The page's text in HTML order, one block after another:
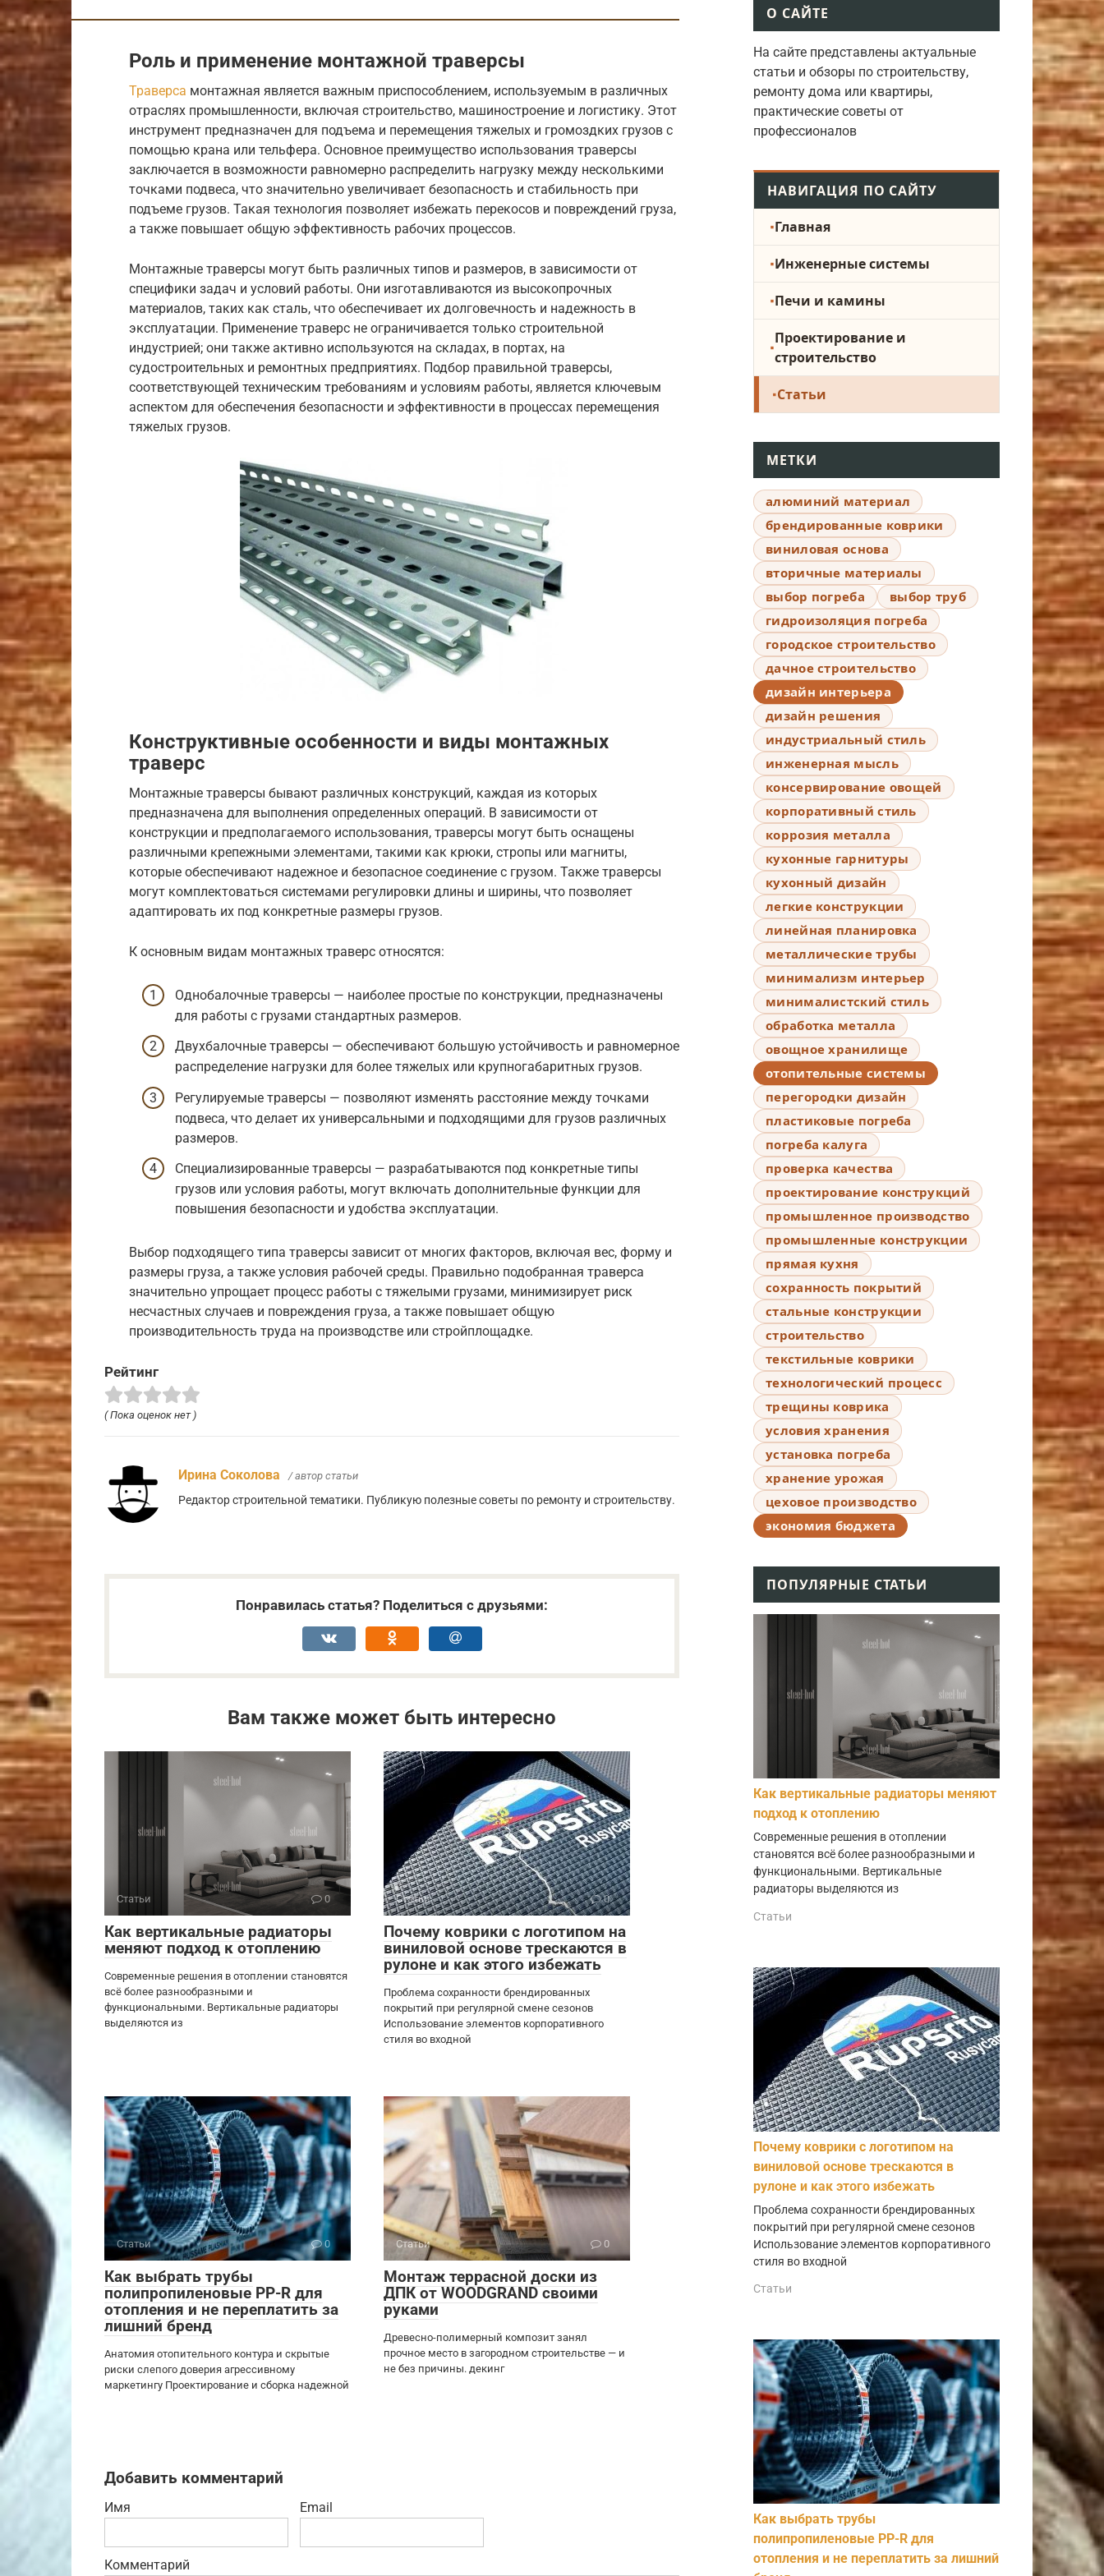
Роль и применение монтажной траверсы
Траверса монтажная является важным приспособлением, используемым в различных
отраслях промышленности, включая строительство, машиностроение и логистику. Этот
инструмент предназначен для подъема и перемещения тяжелых и громоздких грузов с
помощью крана или тельфера. Основное преимущество использования траверсы
заключается в возможности равномерно распределить нагрузку между несколькими
точками подвеса, что значительно увеличивает безопасность и стабильность при
подъеме грузов. Такая технология позволяет избежать перекосов и повреждений груза,
а также повышает общую эффективность рабочих процессов.
Монтажные траверсы могут быть различных типов и размеров, в зависимости от
специфики задач и условий работы. Они изготавливаются из высокопрочных
материалов, таких как сталь, что обеспечивает их долговечность и надежность в
эксплуатации. Применение траверс не ограничивается только строительной
индустрией; они также активно используются на складах, в портах, на
судостроительных и ремонтных предприятиях. Подбор правильной траверсы,
соответствующей техническим требованиям и условиям работы, является ключевым
аспектом для обеспечения безопасности и эффективности в процессах перемещения
тяжелых грузов.
Конструктивные особенности и виды монтажных
траверс
Монтажные траверсы бывают различных конструкций, каждая из которых
предназначена для выполнения определенных операций. В зависимости от
конструкции и предполагаемого использования, траверсы могут быть оснащены
различными крепежными элементами, такими как крюки, стропы или магниты,
которые обеспечивают надежное и безопасное соединение с грузом. Также траверсы
могут комплектоваться системами регулировки длины и ширины, что позволяет
адаптировать их под конкретные размеры грузов.
К основным видам монтажных траверс относятся:
Однобалочные траверсы — наиболее простые по конструкции, предназначены
для работы с грузами стандартных размеров.
Двухбалочные траверсы — обеспечивают большую устойчивость и равномерное
распределение нагрузки для более тяжелых или крупногабаритных грузов.
Регулируемые траверсы — позволяют изменять расстояние между точками
подвеса, что делает их универсальными и подходящими для грузов различных
размеров.
Специализированные траверсы — разрабатываются под конкретные типы
грузов или условия работы, могут включать дополнительные функции для
повышения безопасности и удобства эксплуатации.
Выбор подходящего типа траверсы зависит от многих факторов, включая вес, форму и
размеры груза, а также условия рабочей среды. Правильно подобранная траверса
значительно упрощает процесс работы с тяжелыми грузами, минимизирует риск
несчастных случаев и повреждения груза, а также повышает общую
производительность труда на производстве или стройплощадке.
Рейтинг
( Пока оценок нет )
Ирина Соколова / автор статьи
Редактор строительной тематики. Публикую полезные советы по ремонту и строительству.
Понравилась статья? Поделиться с друзьями:
Вам также может быть интересно
Статьи 0
Как вертикальные радиаторы
меняют подход к отоплению
Современные решения в отоплении становятся
всё более разнообразными и
функциональными. Вертикальные радиаторы
выделяются из
Статьи 0
Почему коврики с логотипом на
виниловой основе трескаются в
рулоне и как этого избежать
Проблема сохранности брендированных
покрытий при регулярной смене сезонов
Использование элементов корпоративного
стиля во входной
Статьи 0
Как выбрать трубы
полипропиленовые PP-R для
отопления и не переплатить за
лишний бренд
Анатомия отопительного контура и скрытые
риски слепого доверия агрессивному
маркетингу Проектирование и сборка надежной
Статьи 0
Монтаж террасной доски из
ДПК от WOODGRAND своими
руками
Древесно-полимерный композит занял
прочное место в загородном строительстве — и
не без причины. декинг
Добавить комментарий
Имя Email
Комментарий
О САЙТЕ
На сайте представлены актуальные
статьи и обзоры по строительству,
ремонту дома или квартиры,
практические советы от
профессионалов
НАВИГАЦИЯ ПО САЙТУ
Главная
Инженерные системы
Печи и камины
Проектирование и
строительство
Статьи
МЕТКИ
алюминий материал
брендированные коврики
виниловая основа
вторичные материалы
выбор погреба
выбор труб
гидроизоляция погреба
городское строительство
дачное строительство
дизайн интерьера
дизайн решения
индустриальный стиль
инженерная мысль
консервирование овощей
корпоративный стиль
коррозия металла
кухонные гарнитуры
кухонный дизайн
легкие конструкции
линейная планировка
металлические трубы
минимализм интерьер
минималистский стиль
обработка металла
овощное хранилище
отопительные системы
перегородки дизайн
пластиковые погреба
погреба калуга
проверка качества
проектирование конструкций
промышленное производство
промышленные конструкции
прямая кухня
сохранность покрытий
стальные конструкции
строительство
текстильные коврики
технологический процесс
трещины коврика
условия хранения
установка погреба
хранение урожая
цеховое производство
экономия бюджета
ПОПУЛЯРНЫЕ СТАТЬИ
Как вертикальные радиаторы меняют
подход к отоплению
Современные решения в отоплении
становятся всё более разнообразными и
функциональными. Вертикальные
радиаторы выделяются из
Статьи
Почему коврики с логотипом на
виниловой основе трескаются в
рулоне и как этого избежать
Проблема сохранности брендированных
покрытий при регулярной смене сезонов
Использование элементов корпоративного
стиля во входной
Статьи
Как выбрать трубы
полипропиленовые PP-R для
отопления и не переплатить за лишний